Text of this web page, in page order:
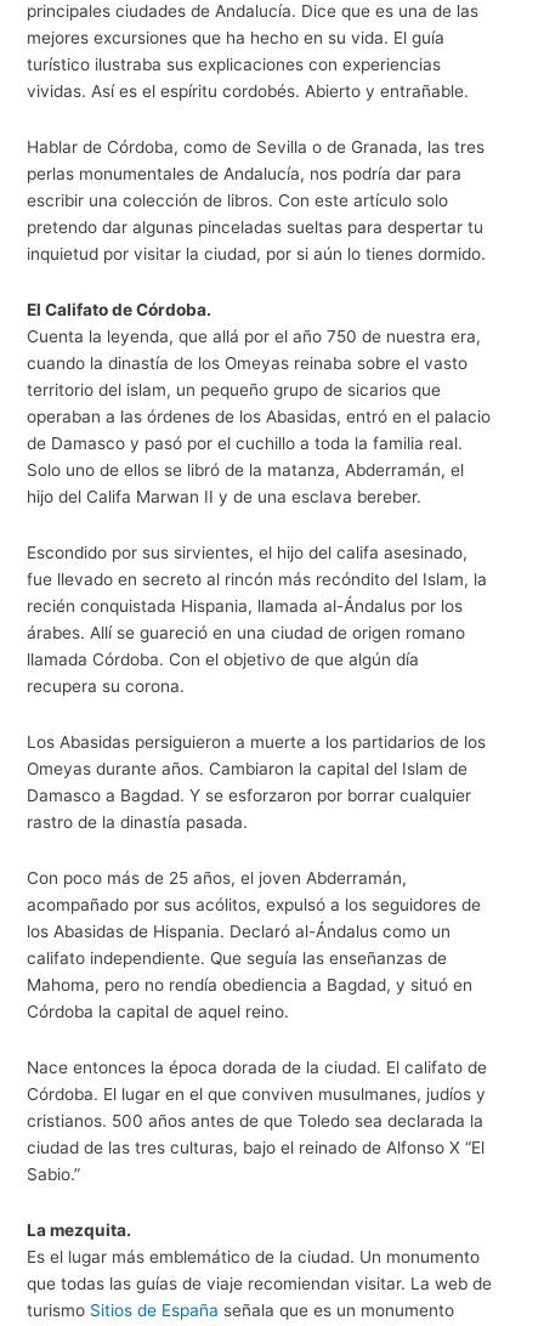
principales ciudades de Andalucía. Dice que es una de las
mejores excursiones que ha hecho en su vida. El guía
turístico ilustraba sus explicaciones con experiencias
vividas. Así es el espíritu cordobés. Abierto y entrañable.
Hablar de Córdoba, como de Sevilla o de Granada, las tres
perlas monumentales de Andalucía, nos podría dar para
escribir una colección de libros. Con este artículo solo
pretendo dar algunas pinceladas sueltas para despertar tu
inquietud por visitar la ciudad, por si aún lo tienes dormido.
El Califato de Córdoba.
Cuenta la leyenda, que allá por el año 750 de nuestra era,
cuando la dinastía de los Omeyas reinaba sobre el vasto
territorio del islam, un pequeño grupo de sicarios que
operaban a las órdenes de los Abasidas, entró en el palacio
de Damasco y pasó por el cuchillo a toda la familia real.
Solo uno de ellos se libró de la matanza, Abderramán, el
hijo del Califa Marwan II y de una esclava bereber.
Escondido por sus sirvientes, el hijo del califa asesinado,
fue llevado en secreto al rincón más recóndito del Islam, la
recién conquistada Hispania, llamada al-Ándalus por los
árabes. Allí se guareció en una ciudad de origen romano
llamada Córdoba. Con el objetivo de que algún día
recupera su corona.
Los Abasidas persiguieron a muerte a los partidarios de los
Omeyas durante años. Cambiaron la capital del Islam de
Damasco a Bagdad. Y se esforzaron por borrar cualquier
rastro de la dinastía pasada.
Con poco más de 25 años, el joven Abderramán,
acompañado por sus acólitos, expulsó a los seguidores de
los Abasidas de Hispania. Declaró al-Ándalus como un
califato independiente. Que seguía las enseñanzas de
Mahoma, pero no rendía obediencia a Bagdad, y situó en
Córdoba la capital de aquel reino.
Nace entonces la época dorada de la ciudad. El califato de
Córdoba. El lugar en el que conviven musulmanes, judíos y
cristianos. 500 años antes de que Toledo sea declarada la
ciudad de las tres culturas, bajo el reinado de Alfonso X “El
Sabio.”
La mezquita.
Es el lugar más emblemático de la ciudad. Un monumento
que todas las guías de viaje recomiendan visitar. La web de
turismo Sitios de España señala que es un monumento